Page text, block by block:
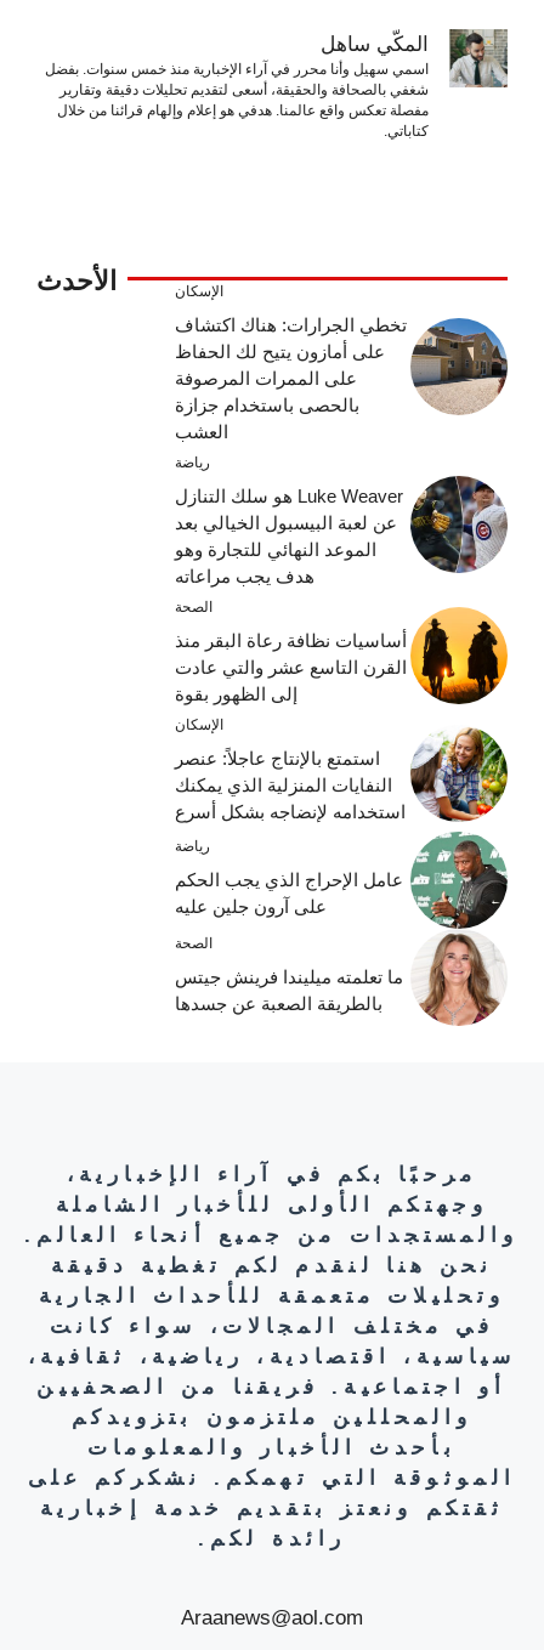
المكّي ساهل
اسمي سهيل وأنا محرر في آراء الإخبارية منذ خمس سنوات. بفضل
شغفي بالصحافة والحقيقة، أسعى لتقديم تحليلات دقيقة وتقارير
مفصلة تعكس واقع عالمنا. هدفي هو إعلام وإلهام قرائنا من خلال
كتاباتي.
الأحدث الإسكان
تخطي الجرارات: هناك اكتشاف
على أمازون يتيح لك الحفاظ
على الممرات المرصوفة
بالحصى باستخدام جزازة
العشب
رياضة
Luke Weaver هو سلك التنازل
عن لعبة البيسبول الخيالي بعد
الموعد النهائي للتجارة وهو
هدف يجب مراعاته
الصحة
أساسيات نظافة رعاة البقر منذ
القرن التاسع عشر والتي عادت
إلى الظهور بقوة
الإسكان
استمتع بالإنتاج عاجلاً: عنصر
النفايات المنزلية الذي يمكنك
استخدامه لإنضاجه بشكل أسرع
رياضة
عامل الإحراج الذي يجب الحكم
على آرون جلين عليه
الصحة
ما تعلمته ميليندا فرينش جيتس
بالطريقة الصعبة عن جسدها
مرحبًا بكم في آراء الإخبارية،
وجهتكم الأولى للأخبار الشاملة
والمستجدات من جميع أنحاء العالم.
نحن هنا لنقدم لكم تغطية دقيقة
وتحليلات متعمقة للأحداث الجارية
في مختلف المجالات، سواء كانت
سياسية، اقتصادية، رياضية، ثقافية،
أو اجتماعية. فريقنا من الصحفيين
والمحللين ملتزمون بتزويدكم
بأحدث الأخبار والمعلومات
الموثوقة التي تهمكم. نشكركم على
ثقتكم ونعتز بتقديم خدمة إخبارية
رائدة لكم.
Araanews@aol.com